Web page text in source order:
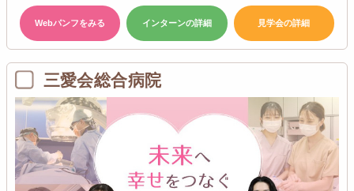
Webパンフをみる インターンの詳細 見学会の詳細
三愛会総合病院